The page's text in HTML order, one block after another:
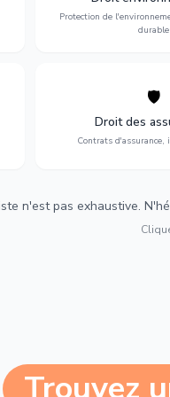
Protection de
durable
🛡️
Droit des
Contrats d'assurance,
Défense de vos
d'assurance, sinistres
n'est pas exhaustive.